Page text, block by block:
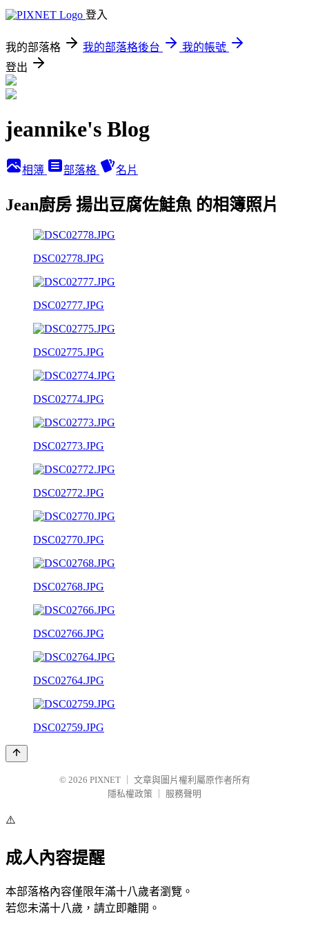
登入
我的部落格 我的部落格後台
我的帳號
登出
jeannike's Blog
相簿 部落格 名片
Jean廚房 揚出豆腐佐鮭魚 的相簿照片
DSC02778.JPG
DSC02777.JPG
DSC02775.JPG
DSC02774.JPG
DSC02773.JPG
DSC02772.JPG
DSC02770.JPG
DSC02768.JPG
DSC02766.JPG
DSC02764.JPG
DSC02759.JPG
© 2026 PIXNET
文章與圖片權利屬原作者所有
隱私權政策
服務聲明
⚠️
成人內容提醒
本部落格內容僅限年滿十八歲者瀏覽。
若您未滿十八歲，請立即離開。